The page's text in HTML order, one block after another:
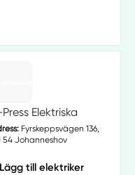
Elektriska
Fyrskeppsvägen 136,
54 Johanneshov
Lägg till elektriker